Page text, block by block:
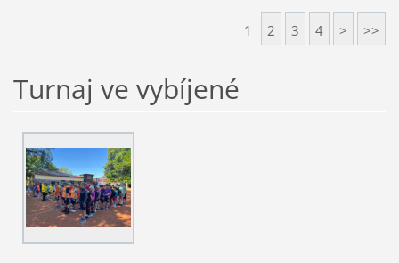
1 2 3 4 > >>
Turnaj ve vybíjené